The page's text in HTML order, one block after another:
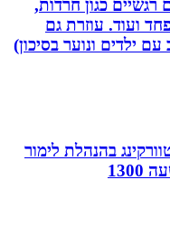
כגון חרדות,
עוזרת גם
ונוער בסיכון)
בהנהלת לימור